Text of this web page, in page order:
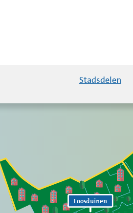
Stadsdelen
Loosduinen
Loosduinen